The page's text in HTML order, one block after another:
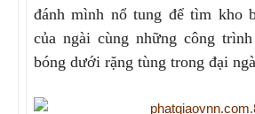
đánh mình nổ tung để tìm kho
của ngài cùng những công
bóng dưới rặng tùng trong đại